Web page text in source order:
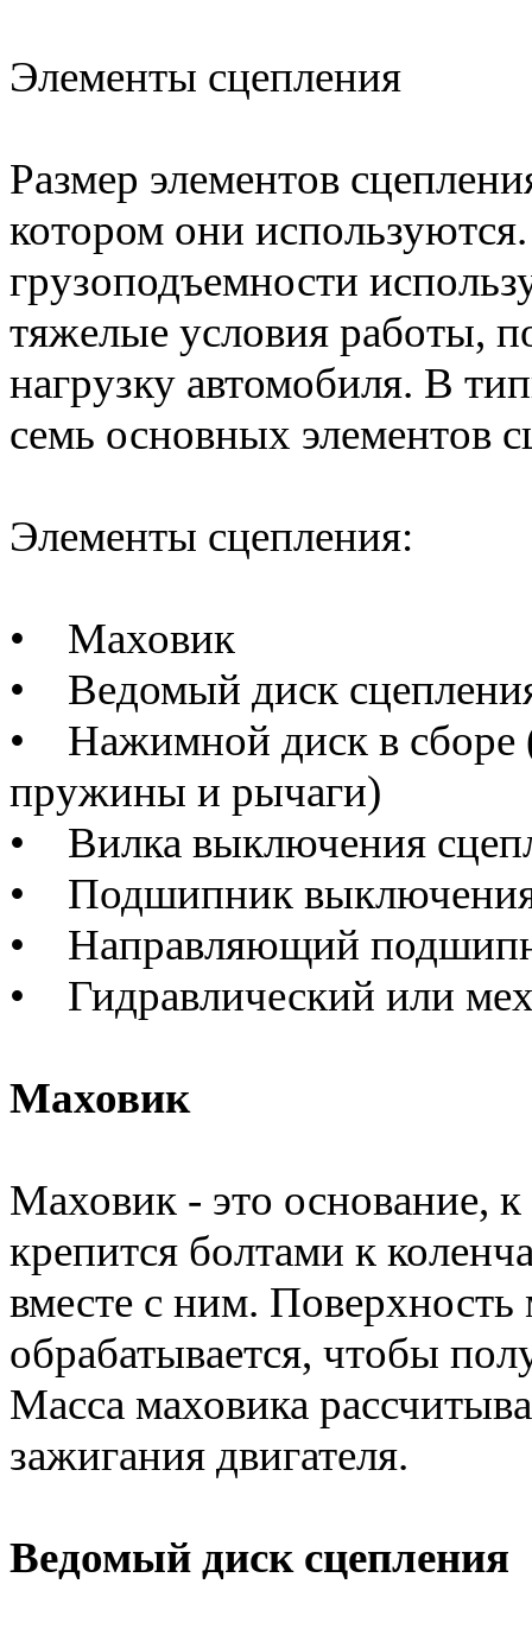
Элементы сцепления
Размер элементов
котором они
грузоподъемности
тяжелые условия работы,
нагрузку автомобиля. В
семь основных элементов
Элементы сцепления:
• Маховик
• Ведомый диск
• Нажимной диск в сборе
пружины и рычаги)
• Вилка выключения
• Подшипник выключения
• Направляющий
• Гидравлический или
Маховик
Маховик - это основание,
крепится болтами к
вместе с ним.
обрабатывается, чтобы
Масса маховика
зажигания двигателя.
Ведомый диск сцепления